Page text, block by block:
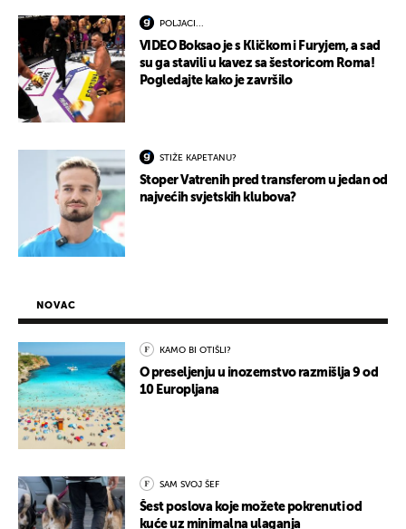
POLJACI...
VIDEO Boksao je s Kličkom i Furyjem, a sad
su ga stavili u kavez sa šestoricom Roma!
Pogledajte kako je završilo
STIŽE KAPETANU?
Stoper Vatrenih pred transferom u jedan od
najvećih svjetskih klubova?
NOVAC
KAMO BI OTIŠLI?
O preseljenju u inozemstvo razmišlja 9 od
10 Europljana
SAM SVOJ ŠEF
Šest poslova koje možete pokrenuti od
kuće uz minimalna ulaganja